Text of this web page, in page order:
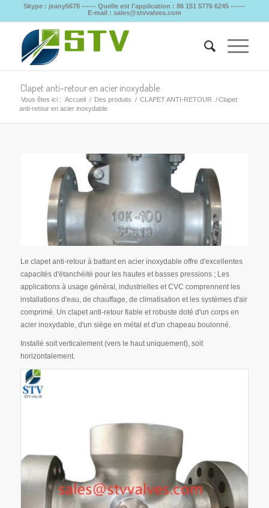
Skype : jeany5678 ------ Quelle est l'application : 86 151 5776 6245 ------
E-mail : sales@stvvalves.com
Clapet anti-retour en acier inoxydable
Vous êtes ici : Accueil / Des produits / CLAPET ANTI-RETOUR / Clapet
anti-retour en acier inoxydable
Le clapet anti-retour à battant en acier inoxydable offre d'excellentes
capacités d'étanchéité pour les hautes et basses pressions ; Les
applications à usage général, industrielles et CVC comprennent les
installations d'eau, de chauffage, de climatisation et les systèmes d'air
comprimé. Un clapet anti-retour fiable et robuste doté d'un corps en
acier inoxydable, d'un siège en métal et d'un chapeau boulonné.
Installé soit verticalement (vers le haut uniquement), soit
horizontalement.